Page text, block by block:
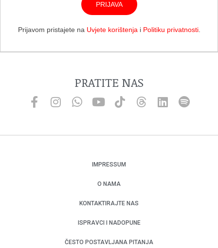
PRIJAVA
Prijavom pristajete na Uvjete korištenjai Politiku privatnosti.
PRATITE NAS
IMPRESSUM
O NAMA
KONTAKTIRAJTE NAS
ISPRAVCI I NADOPUNE
ČESTO POSTAVLJANA PITANJA